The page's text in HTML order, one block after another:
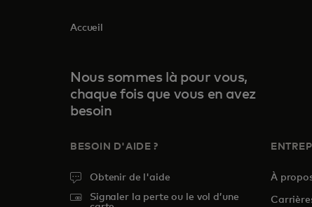
Accueil
Nous sommes là pour vous,
chaque fois que vous en avez
besoin
BESOIN D'AIDE ?
Obtenir de l'aide
Signaler la perte ou le vol d’une
À